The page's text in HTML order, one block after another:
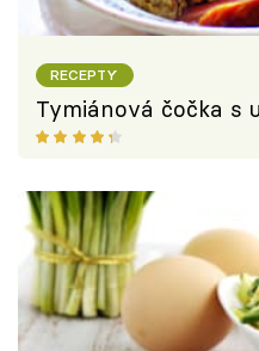
RECEPTY
Tymiánová čočka s